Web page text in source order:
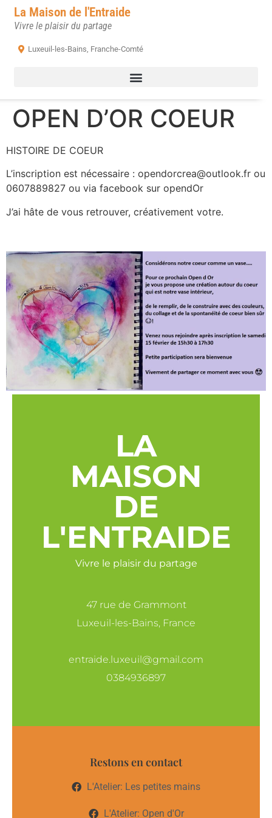
La Maison de l'Entraide
Vivre le plaisir du partage
Luxeuil-les-Bains, Franche-Comté
OPEN D’OR COEUR
HISTOIRE DE COEUR
L’inscription est nécessaire : opendorcrea@outlook.fr ou
0607889827 ou via facebook sur opendOr
J’ai hâte de vous retrouver, créativement votre.
LA
MAISON
DE
L'ENTRAIDE
Vivre le plaisir du partage
47 rue de Grammont
Luxeuil-les-Bains, France
entraide.luxeuil@gmail.com
0384936897
Restons en contact
L'Atelier: Les petites mains
L'Atelier: Open d'Or